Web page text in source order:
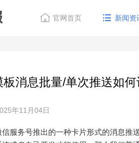
官网首页 新闻资
消息批量/单次推送如何
年11月04日
服务号推出的一种卡片形式的消息推